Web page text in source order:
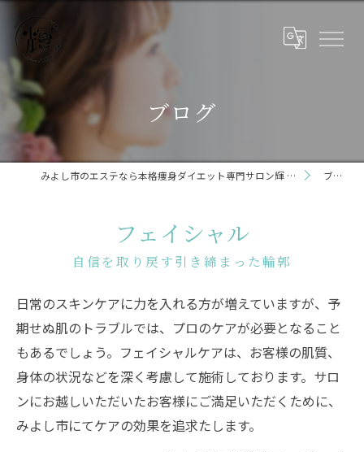
ブログ
みよし市のエステなら本格痩身ダイエット専門サロン輝 らいと 三好店 ブログ
フェイシャル
自信を取り戻す引き締まった輪郭
日常のスキンケアに力を入れる方が増えていますが、予
期せぬ肌のトラブルでは、プロのケアが必要となること
もあるでしょう。フェイシャルケアは、お客様の肌質、
身体の状況などを深く考慮して施術しております。サロ
ンにお越しいただいたお客様にご満足いただくために、
みよし市にてケアの効果を追求たします。